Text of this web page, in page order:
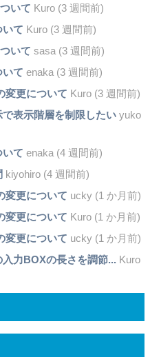
いて Kuro (3 週間前)
いて Kuro (3 週間前)
いて sasa (3 週間前)
いて enaka (3 週間前)
変更について Kuro (3 週間前)
表示階層を制限したいyuko
いて enaka (4 週間前)
kiyohiro (4 週間前)
変更について ucky (1 か月前)
変更について Kuro (1 か月前)
変更について ucky (1 か月前)
入力BOXの長さを調節... Kuro